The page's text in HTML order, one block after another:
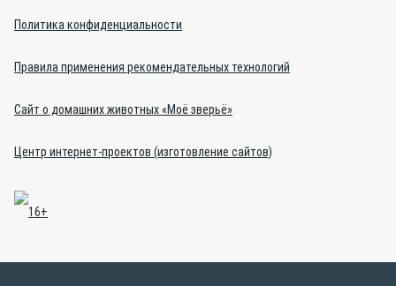
Политика конфиденциальности
Правила применения рекомендательных технологий
Сайт о домашних животных «Моё зверьё»
Центр интернет-проектов (изготовление сайтов)